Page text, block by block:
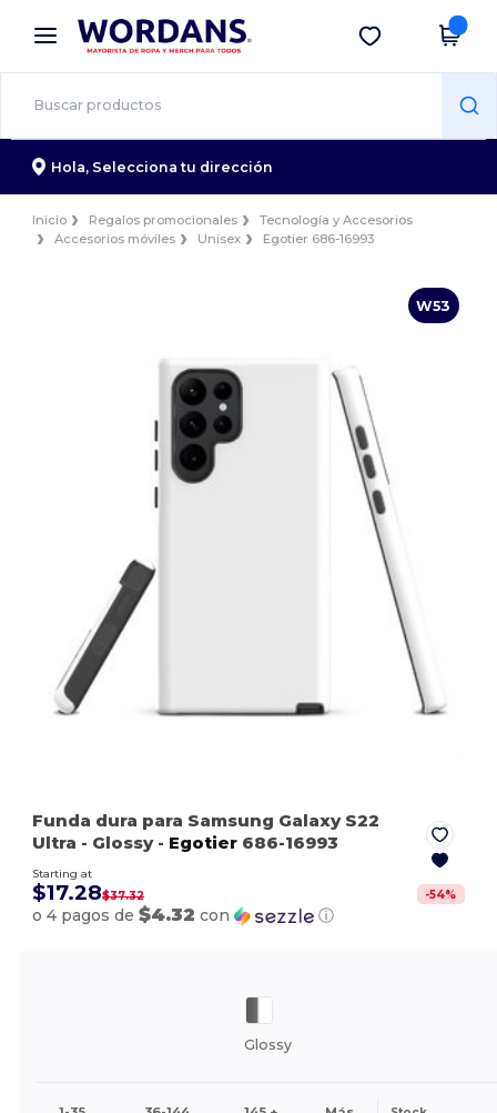
× App de Wordans
¡Mejores precios en app!
Descargar app
Hola, Selecciona tu dirección
Inicio Regalos promocionales
Tecnología y Accesorios
Accesorios móviles
Unisex Egotier 686-16993
W53
Funda dura para Samsung Galaxy S22
Ultra - Glossy- Egotier 686-16993
Starting at
$17.28$37.32 -54%
o 4 pagos de$4.32 con ⓘ
Glossy